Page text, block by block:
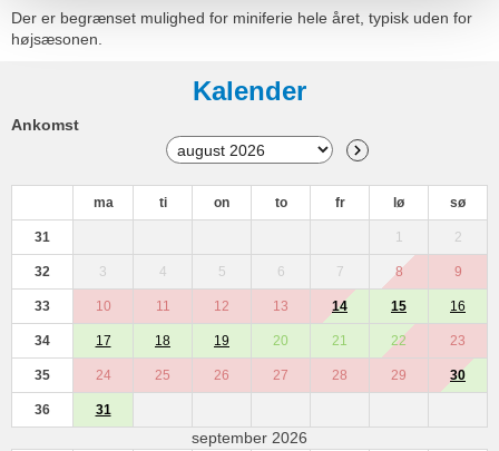
Der er begrænset mulighed for miniferie hele året, typisk uden for
højsæsonen.
Kalender
Ankomst
ma ti on to fr lø sø
31 1 2
32 3 4 5 6 7 8 9
33 10 11 12 13 14 15 16
34 17 18 19 20 21 22 23
35 24 25 26 27 28 29 30
36 31
september 2026